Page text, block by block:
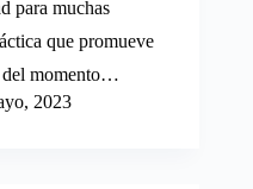
para muchas
que promueve
del momento…
2023